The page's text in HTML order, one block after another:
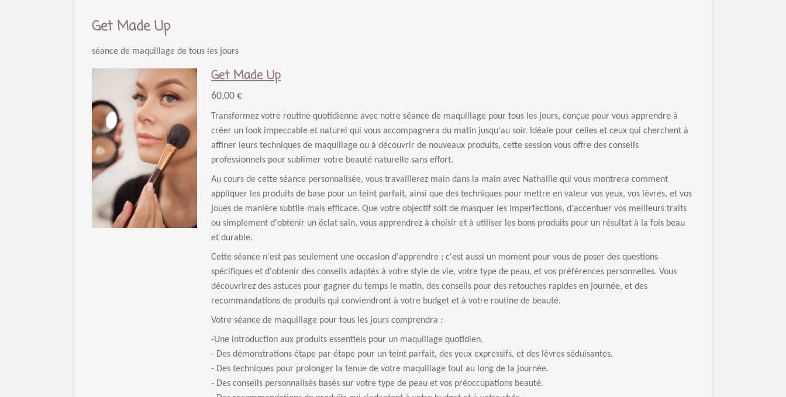
Get Made Up
séance de maquillage de tous les jours
Get Made Up
60,00 €
Transformez votre routine quotidienne avec notre séance de maquillage pour tous les jours, conçue pour vous apprendre à
créer un look impeccable et naturel qui vous accompagnera du matin jusqu'au soir. Idéale pour celles et ceux qui cherchent à
affiner leurs techniques de maquillage ou à découvrir de nouveaux produits, cette session vous offre des conseils
professionnels pour sublimer votre beauté naturelle sans effort.
Au cours de cette séance personnalisée, vous travaillerez main dans la main avec Nathallie qui vous montrera comment
appliquer les produits de base pour un teint parfait, ainsi que des techniques pour mettre en valeur vos yeux, vos lèvres, et vos
joues de manière subtile mais efficace. Que votre objectif soit de masquer les imperfections, d'accentuer vos meilleurs traits
ou simplement d'obtenir un éclat sain, vous apprendrez à choisir et à utiliser les bons produits pour un résultat à la fois beau
et durable.
Cette séance n'est pas seulement une occasion d'apprendre ; c'est aussi un moment pour vous de poser des questions
spécifiques et d'obtenir des conseils adaptés à votre style de vie, votre type de peau, et vos préférences personnelles. Vous
découvrirez des astuces pour gagner du temps le matin, des conseils pour des retouches rapides en journée, et des
recommandations de produits qui conviendront à votre budget et à votre routine de beauté.
Votre séance de maquillage pour tous les jours comprendra :
-Une introduction aux produits essentiels pour un maquillage quotidien.
- Des démonstrations étape par étape pour un teint parfait, des yeux expressifs, et des lèvres séduisantes.
- Des techniques pour prolonger la tenue de votre maquillage tout au long de la journée.
- Des conseils personnalisés basés sur votre type de peau et vos préoccupations beauté.